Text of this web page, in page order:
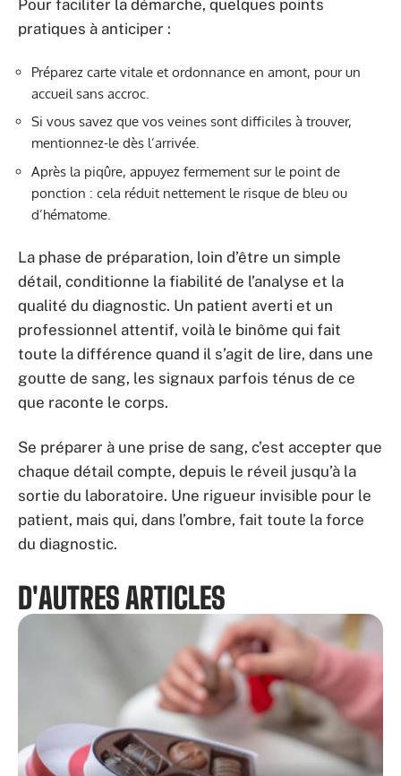
Pour faciliter la démarche, quelques points
pratiques à anticiper :
Préparez carte vitale et ordonnance en amont, pour un
accueil sans accroc.
Si vous savez que vos veines sont difficiles à trouver,
mentionnez-le dès l’arrivée.
Après la piqûre, appuyez fermement sur le point de
ponction : cela réduit nettement le risque de bleu ou
d’hématome.
La phase de préparation, loin d’être un simple
détail, conditionne la fiabilité de l’analyse et la
qualité du diagnostic. Un patient averti et un
professionnel attentif, voilà le binôme qui fait
toute la différence quand il s’agit de lire, dans une
goutte de sang, les signaux parfois ténus de ce
que raconte le corps.
Se préparer à une prise de sang, c’est accepter que
chaque détail compte, depuis le réveil jusqu’à la
sortie du laboratoire. Une rigueur invisible pour le
patient, mais qui, dans l’ombre, fait toute la force
du diagnostic.
D'AUTRES ARTICLES